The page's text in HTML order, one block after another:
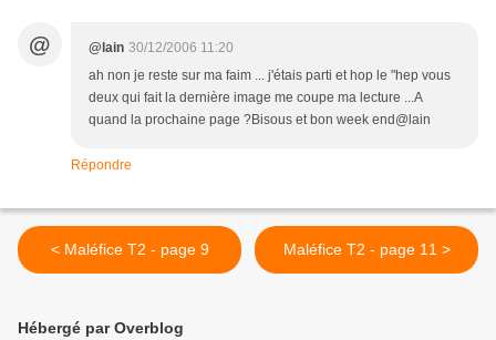
@ @lain 30/12/2006 11:20
ah non je reste sur ma faim ... j'étais parti et hop le "hep vous
deux qui fait la dernière image me coupe ma lecture ...A
quand la prochaine page ?Bisous et bon week end@lain
Répondre
< Maléfice T2 - page 9 Maléfice T2 - page 11 >
Hébergé par Overblog